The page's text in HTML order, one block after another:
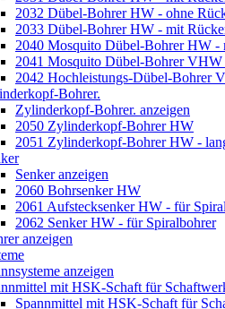
2032 Dübel-Bohrer HW - ohne
2033 Dübel-Bohrer HW - mit
2040 Mosquito Dübel-Bohrer HW -
2041 Mosquito Dübel-Bohrer VHW
2042 Hochleistungs-Dübel-Bohrer
Bohrer.
Zylinderkopf-Bohrer. anzeigen
2050 Zylinderkopf-Bohrer HW
2051 Zylinderkopf-Bohrer HW -
Senker anzeigen
2060 Bohrsenker HW
2061 Aufstecksenker HW - für
2062 Senker HW - für Spiralbohrer
anzeigen
anzeigen
mit HSK-Schaft für
Spannmittel mit HSK-Schaft für